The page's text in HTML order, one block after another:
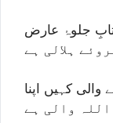
جلوۂ عارض
ہلالی ہے
والی کہیں اپنا
اللہ والی ہے